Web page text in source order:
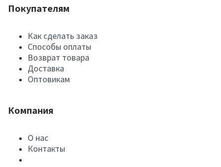
Покупателям
Как сделать заказ
Способы оплаты
Возврат товара
Доставка
Оптовикам
Компания
О нас
Контакты